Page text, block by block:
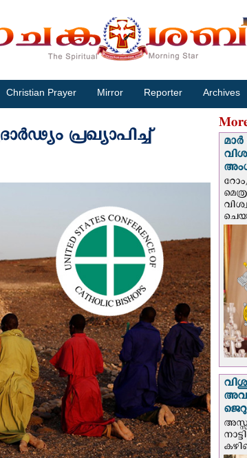
Christian Prayer Mirror Reporter Archives
പ്രഖ്യാപിച്ച്